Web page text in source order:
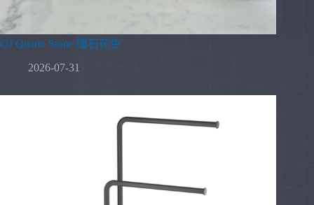
QJ Quartz Stone 闊石花色
2026-07-31